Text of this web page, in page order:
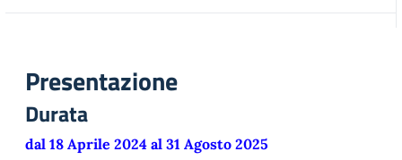
Presentazione
Durata
dal 18 Aprile 2024 al 31 Agosto 2025